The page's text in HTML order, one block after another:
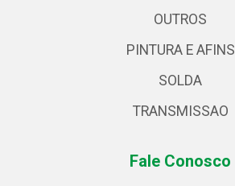
OUTROS
PINTURA E AFINS
SOLDA
TRANSMISSAO
Fale Conosco